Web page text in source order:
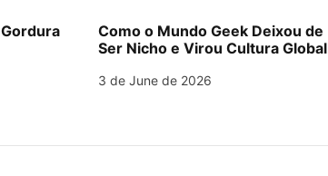
Como o Mundo Geek Deixou de
Ser Nicho e Virou Cultura Global
3 de June de 2026